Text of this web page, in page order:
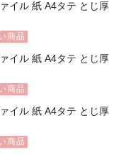
イル 紙 A4タテ とじ厚
商品
イル 紙 A4タテ とじ厚
商品
イル 紙 A4タテ とじ厚
商品